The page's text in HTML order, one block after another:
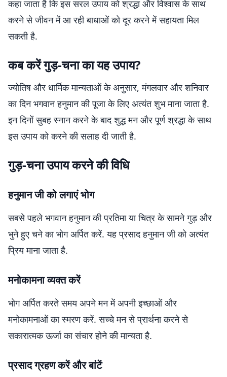
कहा जाता है कि इस सरल उपाय को श्रद्धा और विश्वास के साथ
करने से जीवन में आ रही बाधाओं को दूर करने में सहायता मिल
सकती है.
कब करें गुड़-चना का यह उपाय?
ज्योतिष और धार्मिक मान्यताओं के अनुसार, मंगलवार और शनिवार
का दिन भगवान हनुमान की पूजा के लिए अत्यंत शुभ माना जाता है.
इन दिनों सुबह स्नान करने के बाद शुद्ध मन और पूर्ण श्रद्धा के साथ
इस उपाय को करने की सलाह दी जाती है.
गुड़-चना उपाय करने की विधि
हनुमान जी को लगाएं भोग
सबसे पहले भगवान हनुमान की प्रतिमा या चित्र के सामने गुड़ और
भुने हुए चने का भोग अर्पित करें. यह प्रसाद हनुमान जी को अत्यंत
प्रिय माना जाता है.
मनोकामना व्यक्त करें
भोग अर्पित करते समय अपने मन में अपनी इच्छाओं और
मनोकामनाओं का स्मरण करें. सच्चे मन से प्रार्थना करने से
सकारात्मक ऊर्जा का संचार होने की मान्यता है.
प्रसाद ग्रहण करें और बांटें